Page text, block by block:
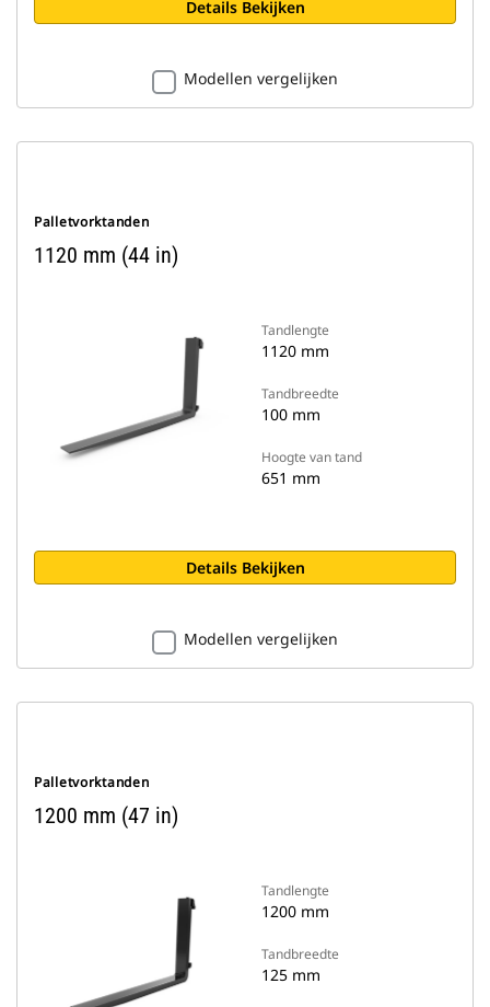
Details Bekijken
Modellen vergelijken
Palletvorktanden
1120 mm (44 in)
Tandlengte
1120 mm
Tandbreedte
100 mm
Hoogte van tand
651 mm
Details Bekijken
Modellen vergelijken
Palletvorktanden
1200 mm (47 in)
Tandlengte
1200 mm
Tandbreedte
125 mm